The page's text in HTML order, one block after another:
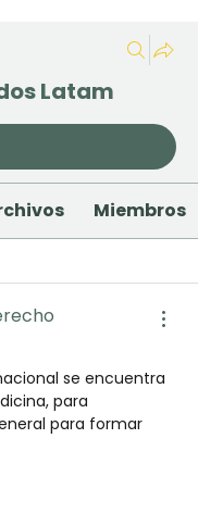
Latam
Miembros
se encuentra
para
para formar